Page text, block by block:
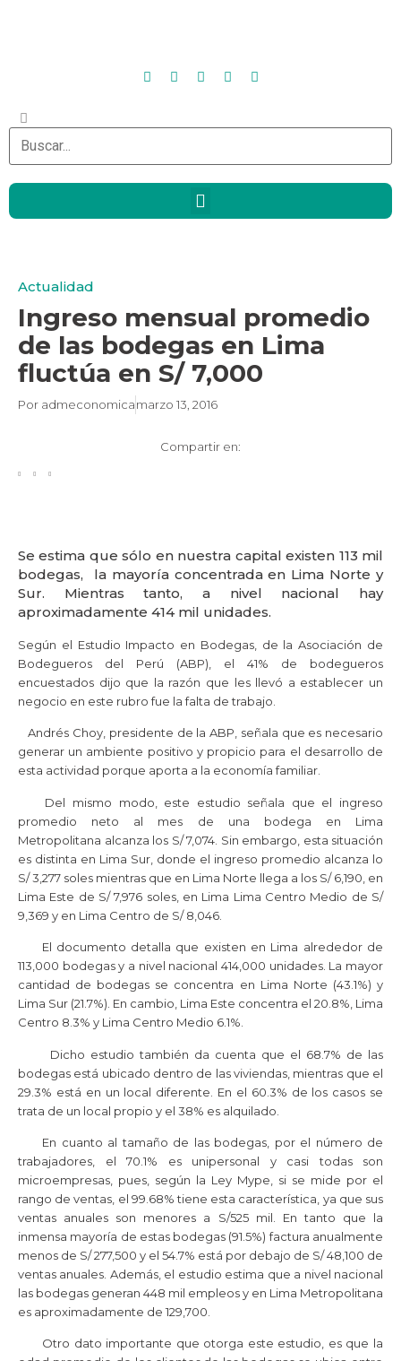
Actualidad
Ingreso mensual promedio
de las bodegas en Lima
fluctúa en S/ 7,000
Por admeconomicamarzo 13, 2016
Compartir en:
Se estima que sólo en nuestra capital existen 113 mil
bodegas, la mayoría concentrada en Lima Norte y
Sur. Mientras tanto, a nivel nacional hay
aproximadamente 414 mil unidades.
Según el Estudio Impacto en Bodegas, de la Asociación de
Bodegueros del Perú (ABP), el 41% de bodegueros
encuestados dijo que la razón que les llevó a establecer un
negocio en este rubro fue la falta de trabajo.
Andrés Choy, presidente de la ABP, señala que es necesario
generar un ambiente positivo y propicio para el desarrollo de
esta actividad porque aporta a la economía familiar.
Del mismo modo, este estudio señala que el ingreso
promedio neto al mes de una bodega en Lima
Metropolitana alcanza los S/ 7,074. Sin embargo, esta situación
es distinta en Lima Sur, donde el ingreso promedio alcanza lo
S/ 3,277 soles mientras que en Lima Norte llega a los S/ 6,190, en
Lima Este de S/ 7,976 soles, en Lima Lima Centro Medio de S/
9,369 y en Lima Centro de S/ 8,046.
El documento detalla que existen en Lima alrededor de
113,000 bodegas y a nivel nacional 414,000 unidades. La mayor
cantidad de bodegas se concentra en Lima Norte (43.1%) y
Lima Sur (21.7%). En cambio, Lima Este concentra el 20.8%, Lima
Centro 8.3% y Lima Centro Medio 6.1%.
Dicho estudio también da cuenta que el 68.7% de las
bodegas está ubicado dentro de las viviendas, mientras que el
29.3% está en un local diferente. En el 60.3% de los casos se
trata de un local propio y el 38% es alquilado.
En cuanto al tamaño de las bodegas, por el número de
trabajadores, el 70.1% es unipersonal y casi todas son
microempresas, pues, según la Ley Mype, si se mide por el
rango de ventas, el 99.68% tiene esta característica, ya que sus
ventas anuales son menores a S/525 mil. En tanto que la
inmensa mayoría de estas bodegas (91.5%) factura anualmente
menos de S/ 277,500 y el 54.7% está por debajo de S/ 48,100 de
ventas anuales. Además, el estudio estima que a nivel nacional
las bodegas generan 448 mil empleos y en Lima Metropolitana
es aproximadamente de 129,700.
Otro dato importante que otorga este estudio, es que la